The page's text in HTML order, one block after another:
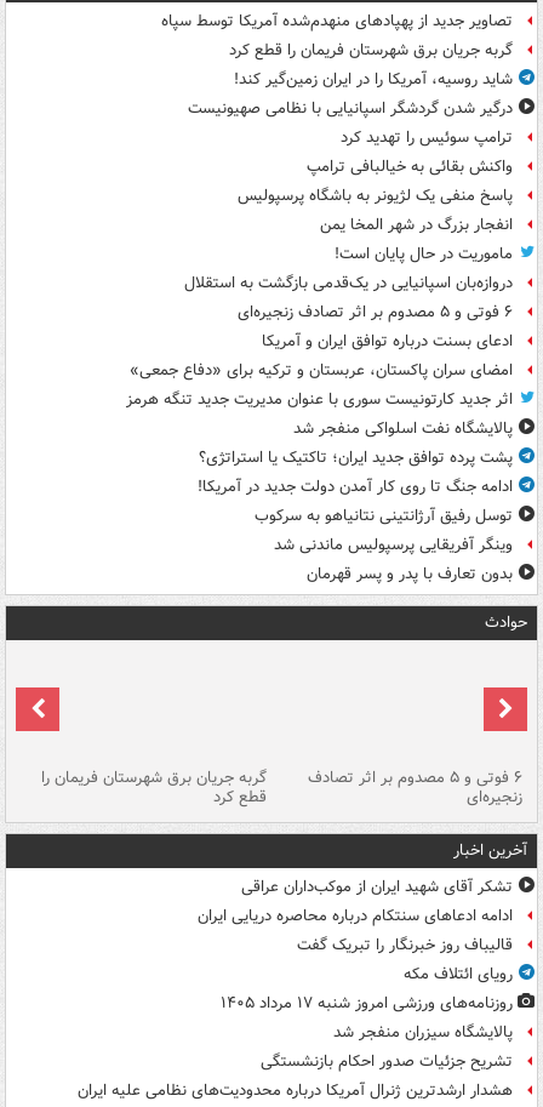
تصاویر جدید از پهپادهای منهدم‌شده آمریکا توسط سپاه
گربه جریان برق شهرستان فریمان را قطع کرد
شاید روسیه، آمریکا را در ایران زمین‌گیر کند!
درگیر شدن گردشگر اسپانیایی با نظامی صهیونیست
ترامپ سوئیس را تهدید کرد
واکنش بقائی به خیالبافی ترامپ
پاسخ منفی یک لژیونر به باشگاه پرسپولیس
انفجار بزرگ در شهر المخا یمن
ماموریت در حال پایان است!
دروازه‌بان اسپانیایی در یک‌قدمی بازگشت به استقلال
۶ فوتی و ۵ مصدوم بر اثر تصادف زنجیره‌ای
ادعای بسنت درباره توافق ایران و آمریکا
امضای سران پاکستان، عربستان و ترکیه برای «دفاع جمعی»
اثر جدید کارتونیست سوری با عنوان مدیریت جدید تنگه هرمز
پالایشگاه نفت اسلواکی منفجر شد
پشت پرده توافق جدید ایران؛ تاکتیک یا استراتژی؟
ادامه جنگ تا روی کار آمدن دولت جدید در آمریکا!
توسل رفیق آرژانتینی نتانیاهو به سرکوب
وینگر آفریقایی پرسپولیس ماندنی شد
بدون تعارف با پدر و پسر قهرمان
حوادث
۶ فوتی و ۵ مصدوم بر اثر تصادف
زنجیره‌ای
گربه جریان برق شهرستان فریمان را
قطع کرد
آخرین اخبار
تشکر آقای شهید ایران از موکب‌داران عراقی
ادامه ادعاهای سنتکام درباره محاصره دریایی ایران
قالیباف روز خبرنگار را تبریک گفت
رویای ائتلاف مکه
روزنامه‌های ورزشی امروز ‌شنبه ۱۷ مرداد ۱۴۰۵
پالایشگاه سیزران منفجر شد
تشریح جزئیات صدور احکام بازنشستگی
هشدار ارشدترین ژنرال آمریکا درباره محدودیت‌های نظامی علیه ایران